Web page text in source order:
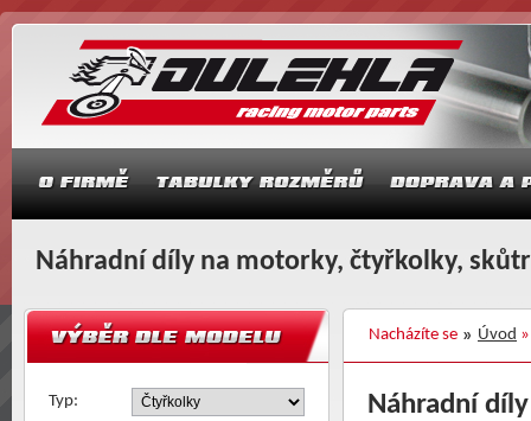
Náhradní díly na motorky, čtyřkolky,
Nacházíte se Úvod
Typ: Náhradní